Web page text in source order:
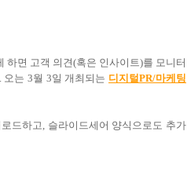
하면 고객 의견(혹은 인사이트)를 모니터
는 3월 3일 개최되는 디지털PR/마케팅
드하고, 슬라이드세어 양식으로도 추가